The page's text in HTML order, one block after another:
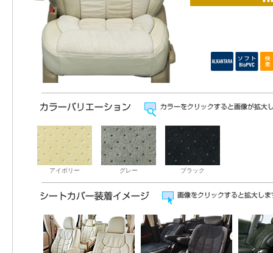
アイボリー グレー ブラック